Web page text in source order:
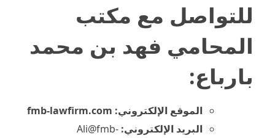
للتواصل مع مكتب
المحامي فهد بن محمد
بارباع:
الموقع الإلكتروني: fmb-lawfirm.com
البريد الإلكتروني:Ali@fmb-